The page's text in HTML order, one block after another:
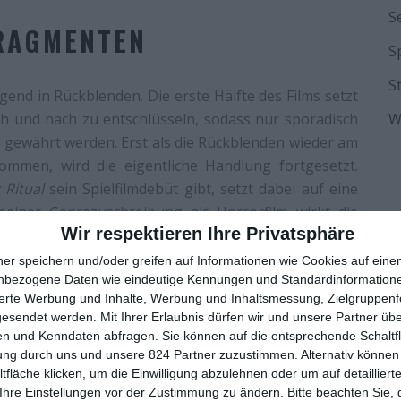
Wir respektieren Ihre Privatsphäre
speichern und/oder greifen auf Informationen wie Cookies auf
Daten wie eindeutige Kennungen und
Werbung und Inhalte, Werbung und Inhaltsmessung,
werden.
Mit Ihrer Erlaubnis dürfen wir und unsere Partner
und Kenndaten abfragen. Sie können auf die entsprechende
durch uns und unsere 824 Partner zuzustimmen. Alternativ
klicken, um die Einwilligung abzulehnen oder um auf
Einstellungen vor der Zustimmung zu ändern.
Bitte beachten Sie,
in Rückblenden. Die erste Hälfte des Films setzt
und nach zu entschlüsseln, sodass nur sporadisch
werden. Erst als die Rückblenden wieder am
wird die eigentliche Handlung fortgesetzt.
Ritualsein Spielfilmdebüt gibt, setzt dabei auf eine
Genrezuschreibung als Horrorfilm wirkt die
wohl durch Marcheses dokumentarische Wurzeln
Doku über Morde an Polizisten, erstmals auf sich
Coras innere Zerrissenheit und ihren Kampf mit
Ihre emotionale Zerrissenheit ist spürbar, und
– die ihr kein Wort vom Ritual glaubt – wird
bleibt dabei vollkommen auf der Strecke.